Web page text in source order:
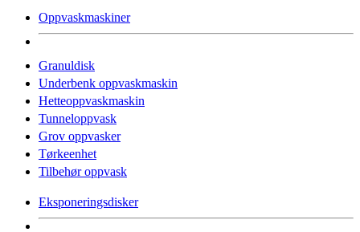
Oppvaskmaskiner
Granuldisk
Underbenk oppvaskmaskin
Hetteoppvaskmaskin
Tunneloppvask
Grov oppvasker
Tørkeenhet
Tilbehør oppvask
Eksponeringsdisker